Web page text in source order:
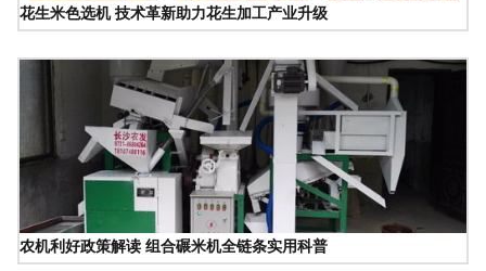
花生米色选机 技术革新助力花生加工产业升级
农机利好政策解读 组合碾米机全链条实用科普